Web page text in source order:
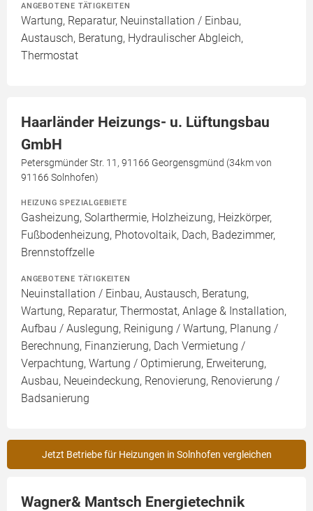
ANGEBOTENE TÄTIGKEITEN
Wartung, Reparatur, Neuinstallation / Einbau,
Austausch, Beratung, Hydraulischer Abgleich,
Thermostat
Haarländer Heizungs- u. Lüftungsbau
GmbH
Petersgmünder Str. 11, 91166 Georgensgmünd (34km von
91166 Solnhofen)
HEIZUNG SPEZIALGEBIETE
Gasheizung, Solarthermie, Holzheizung, Heizkörper,
Fußbodenheizung, Photovoltaik, Dach, Badezimmer,
Brennstoffzelle
ANGEBOTENE TÄTIGKEITEN
Neuinstallation / Einbau, Austausch, Beratung,
Wartung, Reparatur, Thermostat, Anlage & Installation,
Aufbau / Auslegung, Reinigung / Wartung, Planung /
Berechnung, Finanzierung, Dach Vermietung /
Verpachtung, Wartung / Optimierung, Erweiterung,
Ausbau, Neueindeckung, Renovierung, Renovierung /
Badsanierung
Jetzt Betriebe für Heizungen in Solnhofen vergleichen
Wagner& Mantsch Energietechnik